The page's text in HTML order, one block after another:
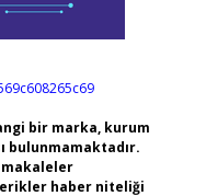
bir marka, kurum
bulunmamaktadır.
makaleler
haber niteliği